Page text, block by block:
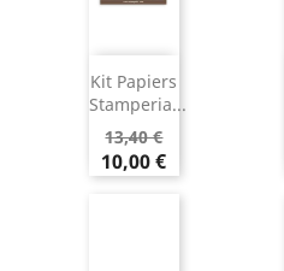
Kit Papiers
Stamperia...
13,40 €
10,00 €